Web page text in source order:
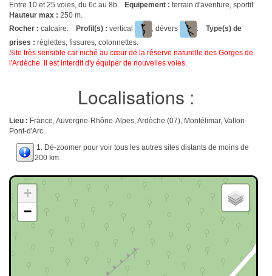
Entre 10 et 25 voies, du 6c au 8b. Equipement : terrain d'aventure, sportif
Hauteur max : 250 m.
Rocher : calcaire. Profil(s) : vertical , dévers . Type(s) de
prises : réglettes, fissures, colonnettes.
Site très sensible car niché au cœur de la réserve naturelle des Gorges de
l'Ardèche. Il est interdit d'y équiper de nouvelles voies.
Localisations :
Lieu : France, Auvergne-Rhône-Alpes, Ardèche (07), Montélimar, Vallon-
Pont-d'Arc.
1. Dé-zoomer pour voir tous les autres sites distants de moins de
200 km.
+
−